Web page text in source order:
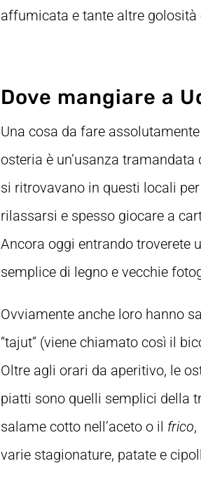
affumicata e tante altre
Dove mangiare a
Una cosa da fare
osteria è un’usanza
si ritrovavano in questi locali
rilassarsi e spesso giocare a
Ancora oggi entrando troverete
semplice di legno e vecchie
Ovviamente anche loro hanno
“tajut” (viene chiamato così il
Oltre agli orari da aperitivo, le
piatti sono quelli semplici della
salame cotto nell’aceto o il frico
varie stagionature, patate e